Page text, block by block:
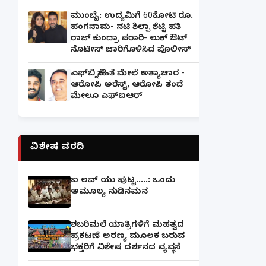
ಮುಂಬೈ: ಉದ್ಯಮಿಗೆ 60ಕೋಟಿ ರೂ.
ಪಂಗನಾಮ- ನಟಿ ಶಿಲ್ಪಾ ಶೆಟ್ಟಿ ಪತಿ
ರಾಜ್ ಕುಂದ್ರಾ ಪರಾರಿ- ಲುಕ್ ಔಟ್
ನೊಟೀಸ್ ಜಾರಿಗೊಳಿಸಿದ ಪೊಲೀಸ್
ಎಫ್‌ಬಿ ಸ್ನೇಹಿತೆ ಮೇಲೆ ಅತ್ಯಾಚಾರ -
ಆರೋಪಿ ಅರೆಸ್ಟ್, ಆರೋಪಿ ತಂದೆ
ಮೇಲೂ ಎಫ್ಐಆರ್
ವಿಶೇಷ ವರದಿ
ಐ ಲವ್ ಯು ಪುಟ್ಟ.....: ಒಂದು
ಅಮೂಲ್ಯ ನುಡಿನಮನ
ಶಬರಿಮಲೆ ಯಾತ್ರಿಗಳಿಗೆ ಮಹತ್ವದ
ಪ್ರಕಟಣೆ ಅರಣ್ಯ ಮೂಲಕ ಬರುವ
ಭಕ್ತರಿಗೆ ವಿಶೇಷ ದರ್ಶನದ ವ್ಯವಸ್ಥೆ